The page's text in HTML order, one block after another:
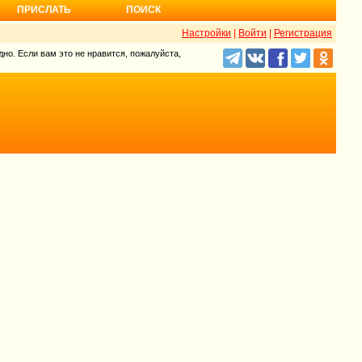
ПРИСЛАТЬ ПОИСК
Настройки Войти Регистрация
Если вам это не нравится, пожалуйста,